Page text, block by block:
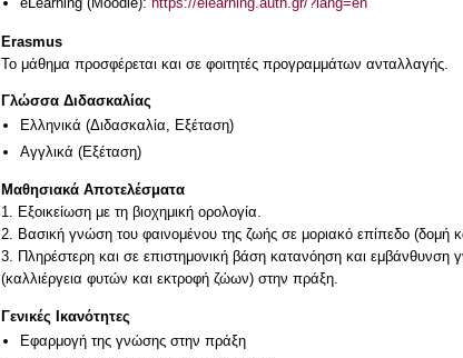
Erasmus
Το μάθημα προσφέρεται και σε φοιτητές προγραμμάτων ανταλλαγής.
Γλώσσα Διδασκαλίας
Ελληνικά (Διδασκαλία, Εξέταση)
Αγγλικά (Εξέταση)
Μαθησιακά Αποτελέσματα
1. Εξοικείωση με τη βιοχημική ορολογία.
2. Βασική γνώση του φαινομένου της ζωής σε μοριακό επίπεδο (δομή
3. Πληρέστερη και σε επιστημονική βάση κατανόηση και εμβάνθυνση
Γενικές Ικανότητες
Εφαρμογή της γνώσης στην πράξη